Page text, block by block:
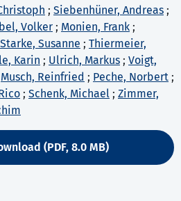
; Siebenhüner, Andreas ;
Volker ; Monien, Frank ;
Starke, Susanne ; Thiermeier,
Karin ; Ulrich, Markus ; Voigt,
Musch, Reinfried ; Peche, Norbert ;
; Schenk, Michael ; Zimmer,
(PDF, 8.0 MB)